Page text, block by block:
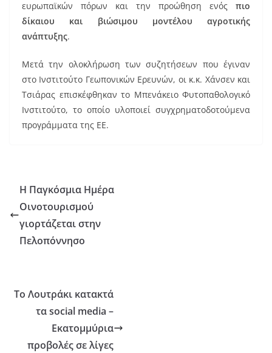
ευρωπαϊκών πόρων και την προώθηση ενός πιο
δίκαιου και βιώσιμου μοντέλου αγροτικής
ανάπτυξης.
Μετά την ολοκλήρωση των συζητήσεων που έγιναν
στο Ινστιτούτο Γεωπονικών Ερευνών, οι κ.κ. Χάνσεν και
Τσιάρας επισκέφθηκαν το Μπενάκειο Φυτοπαθολογικό
Ινστιτούτο, το οποίο υλοποιεί συγχρηματοδοτούμενα
προγράμματα της ΕΕ.
Η Παγκόσμια Ημέρα
Οινοτουρισμού
γιορτάζεται στην
Πελοπόννησο
Το Λουτράκι κατακτά
τα social media –
Εκατομμύρια
προβολές σε λίγες